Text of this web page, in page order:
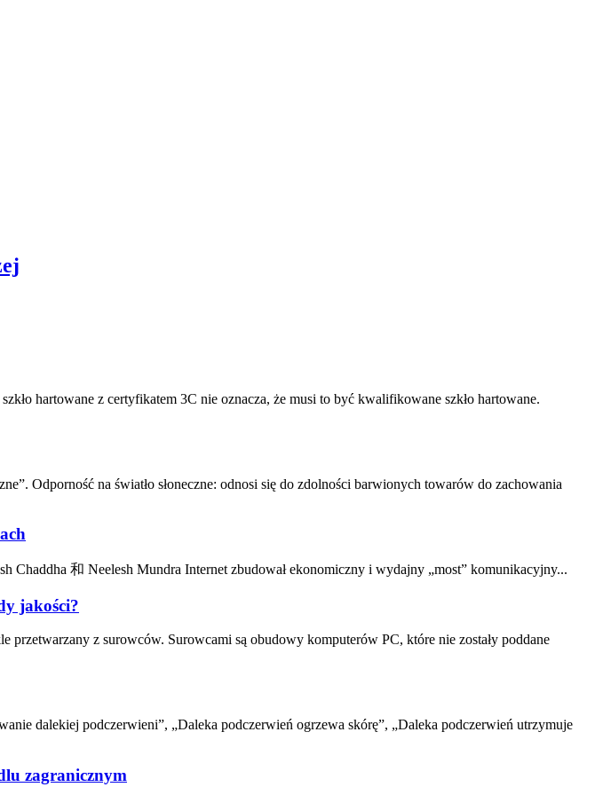
hartowane z certyfikatem 3C nie oznacza, że ​​musi to być kwalifikowane szkło hartowane.
Odporność na światło słoneczne: odnosi się do zdolności barwionych towarów do zachowania
和 Neelesh Mundra Internet zbudował ekonomiczny i wydajny „most” komunikacyjny...
jakości?
z surowców. Surowcami są obudowy komputerów PC, które nie zostały poddane
dalekiej podczerwieni”, „Daleka podczerwień ogrzewa skórę”, „Daleka podczerwień utrzymuje
zagranicznym